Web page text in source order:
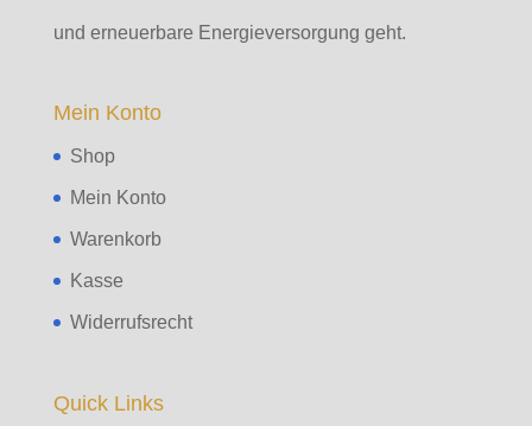
und erneuerbare Energieversorgung geht.
Mein Konto
Shop
Mein Konto
Warenkorb
Kasse
Widerrufsrecht
Quick Links